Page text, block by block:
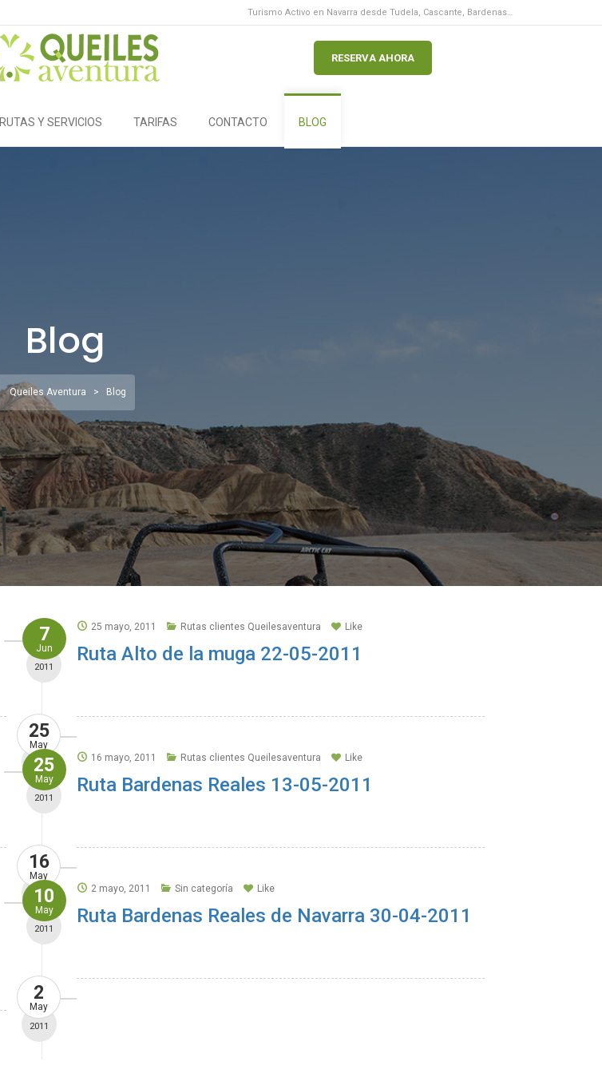
Turismo Activo en Navarra desde Tudela, Cascante, Bardenas…
RESERVA AHORA
RUTAS Y SERVICIOS TARIFAS CONTACTO BLOG
Blog
Queiles Aventura > Blog
7
Jun
2011
25
May
2011
25 mayo, 2011 Rutas clientes Queilesaventura Like
Ruta Alto de la muga 22-05-2011
25
May
2011
16
May
2011
16 mayo, 2011 Rutas clientes Queilesaventura Like
Ruta Bardenas Reales 13-05-2011
10
May
2011
2
May
2011
2 mayo, 2011 Sin categoría Like
Ruta Bardenas Reales de Navarra 30-04-2011